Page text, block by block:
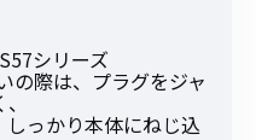
シリーズ
の際は、プラグをジャ
っかり本体にねじ込